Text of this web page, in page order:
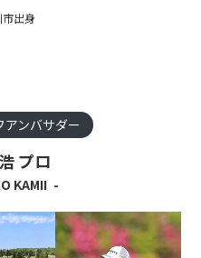
出身
ンバサダー
プロ
KAMII